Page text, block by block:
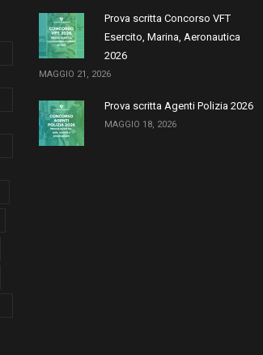
Prova scritta Concorso VFT
Esercito, Marina, Aeronautica
2026
MAGGIO 21, 2026
Prova scritta Agenti Polizia 2026
MAGGIO 18, 2026